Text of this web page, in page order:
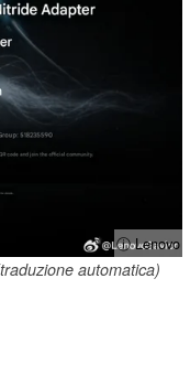
ⓘ Lenovo
automatica)